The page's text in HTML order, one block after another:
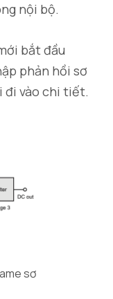
nội bộ.
bắt đầu
phản hồi sơ
vào chi tiết.
sơ